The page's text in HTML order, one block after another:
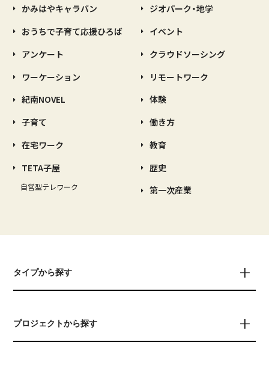
かみはやキャラバン
おうちで子育て応援ひろば
アンケート
ワーケーション
紀南NOVEL
子育て
在宅ワーク
TETA子屋
自営型テレワーク
ジオパーク・地学
イベント
クラウドソーシング
リモートワーク
体験
働き方
教育
歴史
第一次産業
タイプから探す
プロジェクトから探す